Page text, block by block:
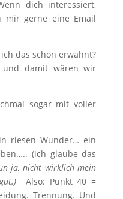
dich interessiert,
gerne eine Email
das schon erwähnt?
und damit wären wir
sogar mit voller
riesen Wunder… ein
(ich glaube das
ja, nicht wirklich mein
Also: Punkt 40 =
Trennung. Und